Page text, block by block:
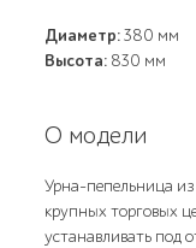
Диаметр:380 мм
Высота: 830 мм
О модели
Урна-пепельница
крупных торговых
устанавливать под